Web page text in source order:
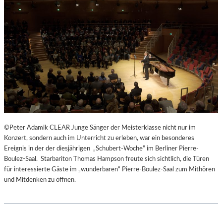
©Peter Adamik CLEAR Junge Sänger der Meisterklasse nicht nur im
Konzert, sondern auch im Unterricht zu erleben, war ein besonderes
Ereignis in der der diesjährigen „Schubert-Woche“ im Berliner Pierre-
Boulez-Saal. Starbariton Thomas Hampson freute sich sichtlich, die Türen
für interessierte Gäste im „wunderbaren“ Pierre-Boulez-Saal zum Mithören
und Mitdenken zu öffnen.